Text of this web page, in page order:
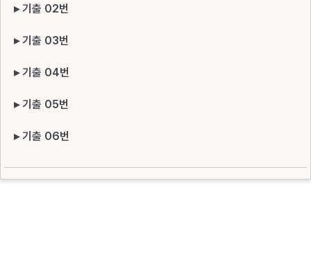
▸ 기출 02번
▸ 기출 03번
▸ 기출 04번
▸ 기출 05번
▸ 기출 06번